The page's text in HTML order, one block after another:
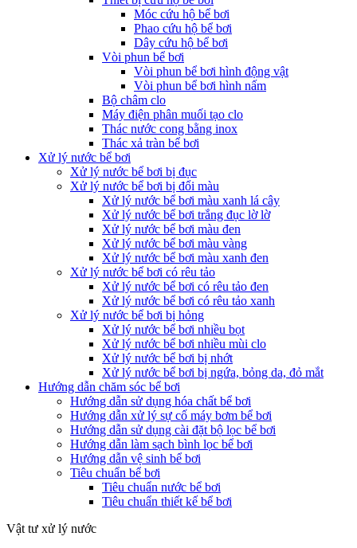
Móc cứu hộ bể bơi
Phao cứu hộ bể bơi
Dây cứu hộ bể bơi
Vòi phun bể bơi
Vòi phun bể bơi hình động vật
Vòi phun bể bơi hình nấm
Bộ châm clo
Máy điện phân muối tạo clo
Thác nước cong bằng inox
Thác xả tràn bể bơi
Xử lý nước bể bơi
Xử lý nước bể bơi bị đục
Xử lý nước bể bơi bị đổi màu
Xử lý nước bể bơi màu xanh lá cây
Xử lý nước bể bơi trắng đục lờ lờ
Xử lý nước bể bơi màu đen
Xử lý nước bể bơi màu vàng
Xử lý nước bể bơi màu xanh đen
Xử lý nước bể bơi có rêu tảo
Xử lý nước bể bơi có rêu tảo đen
Xử lý nước bể bơi có rêu tảo xanh
Xử lý nước bể bơi bị hỏng
Xử lý nước bể bơi nhiều bọt
Xử lý nước bể bơi nhiều mùi clo
Xử lý nước bể bơi bị nhớt
Xử lý nước bể bơi bị ngứa, bỏng da, đỏ mắt
Hướng dẫn chăm sóc bể bơi
Hướng dẫn sử dụng hóa chất bể bơi
Hướng dẫn xử lý sự cố máy bơm bể bơi
Hướng dẫn sử dụng cài đặt bộ lọc bể bơi
Hướng dẫn làm sạch bình lọc bể bơi
Hướng dẫn vệ sinh bể bơi
Tiêu chuẩn bể bơi
Tiêu chuẩn nước bể bơi
Tiêu chuẩn thiết kế bể bơi
Vật tư xử lý nước